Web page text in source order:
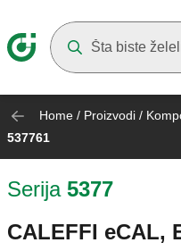
Home / Proizvodi /
537761
Serija 5377
CALEFFI eCAL,